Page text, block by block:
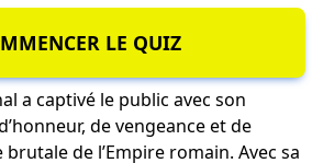
LE QUIZ
a captivé le public avec son
de vengeance et de
brutale de l’Empire romain. Avec sa